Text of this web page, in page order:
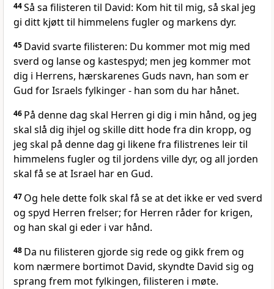
44Så sa filisteren til David: Kom hit til mig, så skal jeg
gi ditt kjøtt til himmelens fugler og markens dyr.
45 David svarte filisteren: Du kommer mot mig med
sverd og lanse og kastespyd; men jeg kommer mot
dig i Herrens, hærskarenes Guds navn, han som er
Gud for Israels fylkinger - han som du har hånet.
46 På denne dag skal Herren gi dig i min hånd, og jeg
skal slå dig ihjel og skille ditt hode fra din kropp, og
jeg skal på denne dag gi likene fra filistrenes leir til
himmelens fugler og til jordens ville dyr, og all jorden
skal få se at Israel har en Gud.
47 Og hele dette folk skal få se at det ikke er ved sverd
og spyd Herren frelser; for Herren råder for krigen,
og han skal gi eder i var hånd.
48 Da nu filisteren gjorde sig rede og gikk frem og
kom nærmere bortimot David, skyndte David sig og
sprang frem mot fylkingen, filisteren i møte.